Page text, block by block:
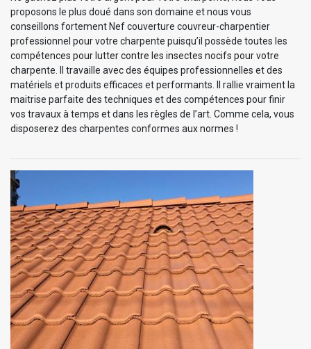
proposons le plus doué dans son domaine et nous vous
conseillons fortement Nef couverture couvreur-charpentier
professionnel pour votre charpente puisqu’il possède toutes les
compétences pour lutter contre les insectes nocifs pour votre
charpente. Il travaille avec des équipes professionnelles et des
matériels et produits efficaces et performants. Il rallie vraiment la
maitrise parfaite des techniques et des compétences pour finir
vos travaux à temps et dans les règles de l’art. Comme cela, vous
disposerez des charpentes conformes aux normes !